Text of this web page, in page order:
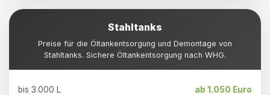
Stahltanks
Preise für die Öltankentsorgung und Demontage von
Stahltanks. Sichere Öltankentsorgung nach WHG.
bis 3.000 L ab 1.050 Euro